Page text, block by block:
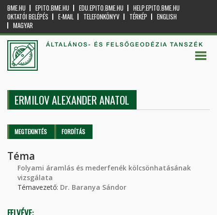
BME.HU EPITO.BME.HU EDU.EPITO.BME.HU
HELP.EPITO.BME.HU
OKTATÓI BELÉPÉS
E-MAIL TELEFONKÖNYV TÉRKÉP
ENGLISH
MAGYAR
ÁLTALÁNOS- ÉS FELSŐGEODÉZIA TANSZÉK
ERMILOV ALEXANDER ANATOL
Elsődleges fülek
MEGTEKINTÉS (AKTÍVFORDÍTÁS
Téma
Folyami áramlás és mederfenék kölcsönhatásának
vizsgálata
Témavezető: Dr. Baranya Sándor
FELVÉVE: